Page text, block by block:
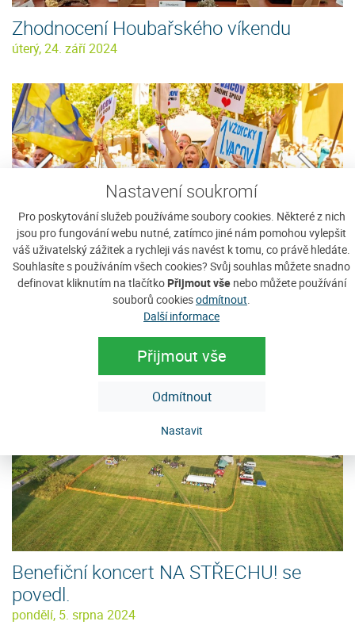
Nastavení soukromí
Pro poskytování služeb používáme soubory cookies. Některé z nich
jsou pro fungování webu nutné, zatímco jiné nám pomohou vylepšit
váš uživatelský zážitek a rychleji vás navést k tomu, co právě hledáte.
Souhlasíte s používáním všech cookies? Svůj souhlas můžete snadno
definovat kliknutím na tlačítko Přijmout všenebo můžete používání
souborů cookiesodmítnout.
Další informace
Přijmout vše
Odmítnout
Nastavit
Zhodnocení Houbařského víkendu
úterý, 24. září 2024
Vacov je vesnicí roku 2024
sobota, 21. září 2024
Vesnicí roku 2024 České republiky je
Benefiční koncert NA STŘECHU! se
povedl.
pondělí, 5. srpna 2024